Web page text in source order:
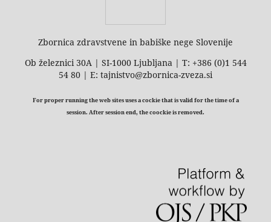
Zbornica zdravstvene in babiške nege Slovenije
Ob železnici 30A | SI-1000 Ljubljana | T: +386 (0)1 544
54 80 | E: tajnistvo@zbornica-zveza.si
For proper running the web sites uses a cockie that is valid for the time of a
session. After session end, the coockie is removed.